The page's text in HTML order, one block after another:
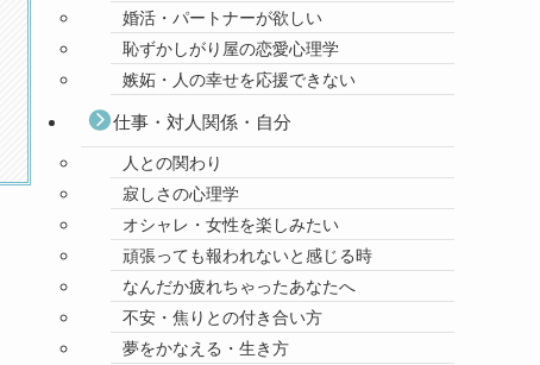
婚活・パートナーが欲しい
恥ずかしがり屋の恋愛心理学
嫉妬・人の幸せを応援できない
仕事・対人関係・自分
人との関わり
寂しさの心理学
オシャレ・女性を楽しみたい
頑張っても報われないと感じる時
なんだか疲れちゃったあなたへ
不安・焦りとの付き合い方
夢をかなえる・生き方